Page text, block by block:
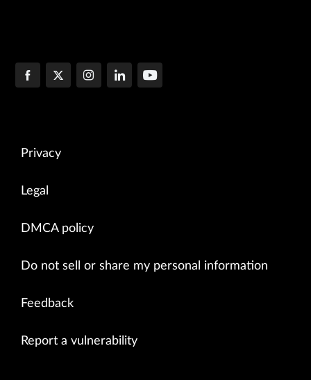
Privacy
Legal
DMCA policy
Do not sell or share my personal information
Feedback
Report a vulnerability